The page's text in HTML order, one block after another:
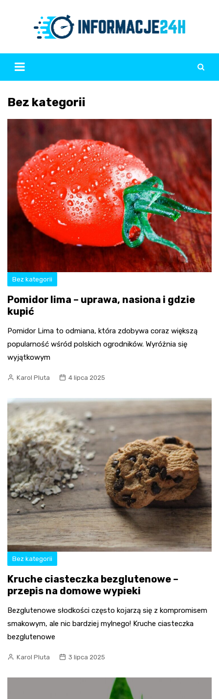
Bez kategorii
Bez kategorii
Pomidor lima – uprawa, nasiona i gdzie
kupić
Pomidor Lima to odmiana, która zdobywa coraz większą
popularność wśród polskich ogrodników. Wyróżnia się
wyjątkowym
Karol Pluta 4 lipca 2025
Bez kategorii
Kruche ciasteczka bezglutenowe –
przepis na domowe wypieki
Bezglutenowe słodkości często kojarzą się z kompromisem
smakowym, ale nic bardziej mylnego! Kruche ciasteczka
bezglutenowe
Karol Pluta 3 lipca 2025